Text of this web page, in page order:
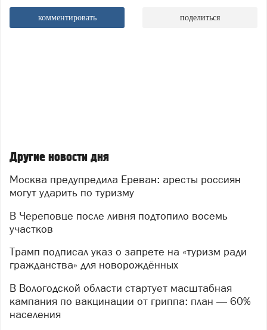
комментировать поделиться
Другие новости дня
Москва предупредила Ереван: аресты россиян
могут ударить по туризму
В Череповце после ливня подтопило восемь
участков
Трамп подписал указ о запрете на «туризм ради
гражданства» для новорождённых
В Вологодской области стартует масштабная
кампания по вакцинации от гриппа: план — 60%
населения